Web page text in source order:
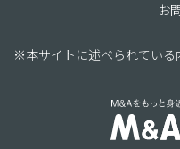
お
※本サイトに述べられている